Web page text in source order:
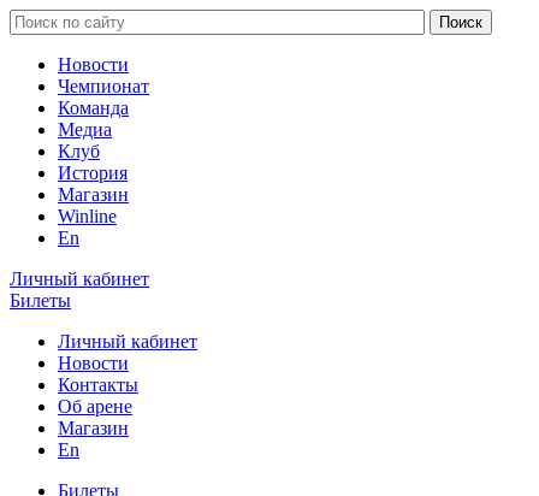
Новости
Чемпионат
Команда
Медиа
Клуб
История
Магазин
Winline
En
Личный кабинет
Билеты
Личный кабинет
Новости
Контакты
Об арене
Магазин
En
Билеты